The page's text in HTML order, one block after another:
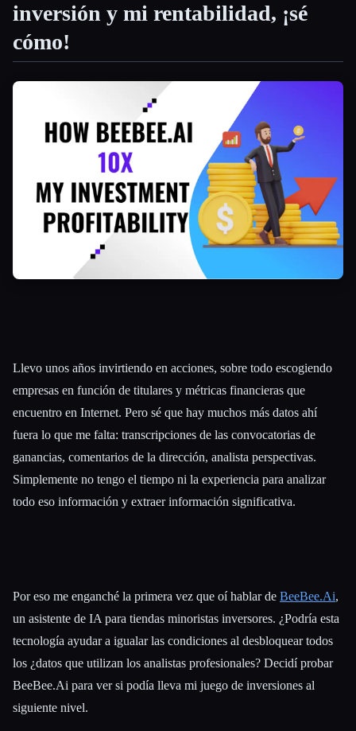
Todas las categorías
inversión y mi rentabilidad, ¡sé
cómo!
Llevo unos años invirtiendo en acciones, sobre todo escogiendo
empresas en función de titulares y métricas financieras que
encuentro en Internet. Pero sé que hay muchos más datos ahí
fuera lo que me falta: transcripciones de las convocatorias de
ganancias, comentarios de la dirección, analista perspectivas.
Simplemente no tengo el tiempo ni la experiencia para analizar
todo eso información y extraer información significativa.
Por eso me enganché la primera vez que oí hablar de BeeBee.Ai,
un asistente de IA para tiendas minoristas inversores. ¿Podría esta
tecnología ayudar a igualar las condiciones al desbloquear todos
los ¿datos que utilizan los analistas profesionales? Decidí probar
BeeBee.Ai para ver si podía lleva mi juego de inversiones al
siguiente nivel.